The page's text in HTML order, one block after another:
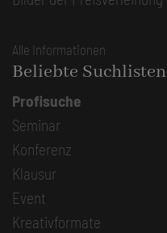
Alle Informationen
Beliebte Suchlisten
Profisuche
Seminar
Konferenz
Klausur
Event
Kreativformate